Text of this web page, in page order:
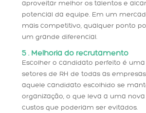
aproveitar melhor os talentos e
potencial da equipe. Em um
mais competitivo, qualquer ponto
um grande diferencial.
5 . Melhoria do recrutamento
Escolher o candidato perfeito é
setores de RH de todas as
aquele candidato escolhido se
organização, o que leva a uma nova
custos que poderiam ser evitados.